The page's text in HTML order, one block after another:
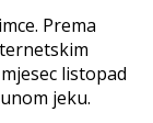
Prema
listopad
jeku.